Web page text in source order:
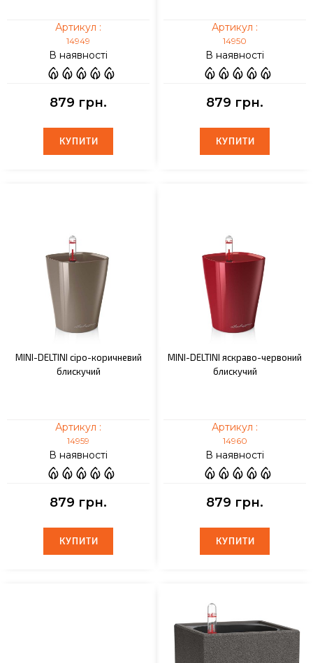
Артикул :
14949
В наявності
879 грн.
КУПИТИ
КУПИТИ
Артикул :
14950
В наявності
879 грн.
КУПИТИ
КУПИТИ
MINI-DELTINI сіро-коричневий
блискучий
Артикул :
14959
В наявності
879 грн.
КУПИТИ
КУПИТИ
MINI-DELTINI яскраво-червоний
блискучий
Артикул :
14960
В наявності
879 грн.
КУПИТИ
КУПИТИ